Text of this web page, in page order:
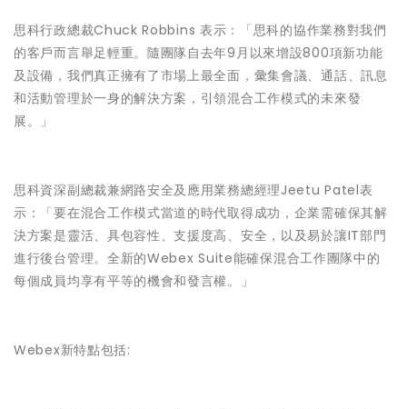
思科行政總裁Chuck Robbins 表示：「思科的協作業務對我們
的客戶而言舉足輕重。隨團隊自去年9月以來增設800項新功能
及設備，我們真正擁有了市場上最全面，彙集會議、通話、訊息
和活動管理於一身的解決方案，引領混合工作模式的未來發
展。」
思科資深副總裁兼網路安全及應用業務總經理Jeetu Patel表
示：「要在混合工作模式當道的時代取得成功，企業需確保其解
決方案是靈活、具包容性、支援度高、安全，以及易於讓IT部門
進行後台管理。全新的Webex Suite能確保混合工作團隊中的
每個成員均享有平等的機會和發言權。」
Webex新特點包括: